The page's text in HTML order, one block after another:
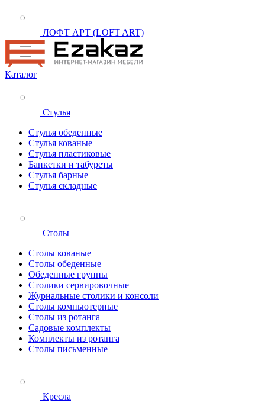
ЛОФТ АРТ (LOFT ART)
Каталог
Стулья
Стулья обеденные
Стулья кованые
Стулья пластиковые
Банкетки и табуреты
Стулья барные
Стулья складные
Столы
Столы кованые
Столы обеденные
Обеденные группы
Столики сервировочные
Журнальные столики и консоли
Столы компьютерные
Столы из ротанга
Садовые комплекты
Комплекты из ротанга
Столы письменные
Кресла